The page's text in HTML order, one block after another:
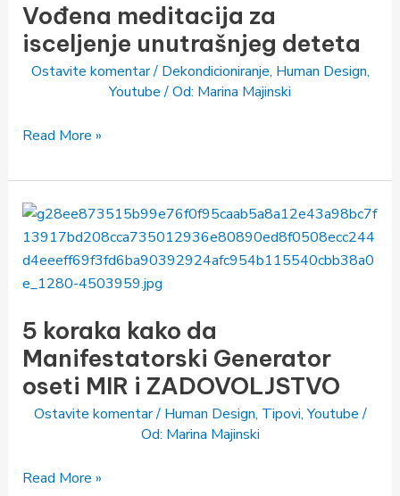
Vođena meditacija za
isceljenje unutrašnjeg deteta
Ostavite komentar/ Dekondicioniranje, Human Design,
Youtube/ Od: Marina Majinski
za
isceljenje
unutrašnjeg
Read More »
5 koraka kako da
Manifestatorski Generator
oseti MIR i ZADOVOLJSTVO
Ostavite komentar/ Human Design, Tipovi,Youtube/
Od: Marina Majinski
5
koraka
kako
da
Generator
oseti
ZADOVOLJSTVO
Read More »